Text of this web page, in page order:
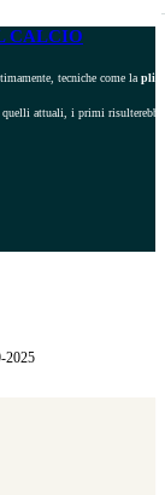
CALCIO
tecniche come la
quelli attuali, i primi
2025